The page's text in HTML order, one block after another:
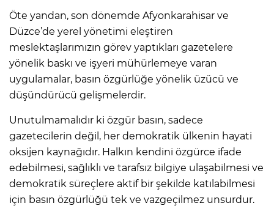
Öte yandan, son dönemde Afyonkarahisar ve
Düzce’de yerel yönetimi eleştiren
meslektaşlarımızın görev yaptıkları gazetelere
yönelik baskı ve işyeri mühürlemeye varan
uygulamalar, basın özgürlüğe yönelik üzücü ve
düşündürücü gelişmelerdir.
Unutulmamalıdır ki özgür basın, sadece
gazetecilerin değil, her demokratik ülkenin hayati
oksijen kaynağıdır. Halkın kendini özgürce ifade
edebilmesi, sağlıklı ve tarafsız bilgiye ulaşabilmesi ve
demokratik süreçlere aktif bir şekilde katılabilmesi
için basın özgürlüğü tek ve vazgeçilmez unsurdur.